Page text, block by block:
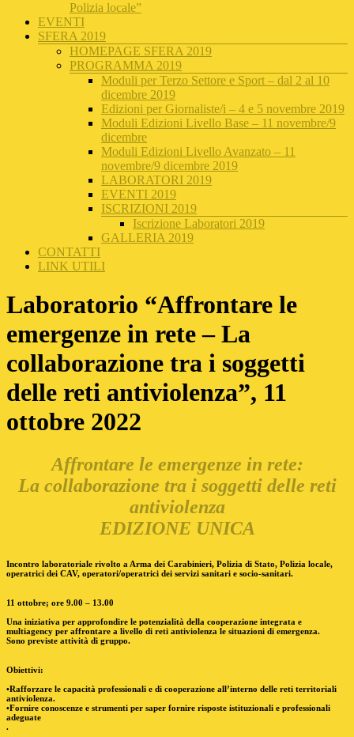
Polizia locale”
EVENTI
SFERA 2019
HOMEPAGE SFERA 2019
PROGRAMMA 2019
Moduli per Terzo Settore e Sport – dal 2 al 10
dicembre 2019
Edizioni per Giornaliste/i – 4 e 5 novembre 2019
Moduli Edizioni Livello Base – 11 novembre/9
dicembre
Moduli Edizioni Livello Avanzato – 11
novembre/9 dicembre 2019
LABORATORI 2019
EVENTI 2019
ISCRIZIONI 2019
Iscrizione Laboratori 2019
GALLERIA 2019
CONTATTI
LINK UTILI
Laboratorio “Affrontare le
emergenze in rete – La
collaborazione tra i soggetti
delle reti antiviolenza”, 11
ottobre 2022
Affrontare le emergenze in rete:
La collaborazione tra i soggetti delle reti
antiviolenza
EDIZIONE UNICA
Incontro laboratoriale rivolto a Arma dei Carabinieri, Polizia di Stato, Polizia locale,
operatrici dei CAV, operatori/operatrici dei servizi sanitari e socio-sanitari.
11 ottobre; ore 9.00 – 13.00
Una iniziativa per approfondire le potenzialità della cooperazione integrata e
multiagency per affrontare a livello di reti antiviolenza le situazioni di emergenza.
Sono previste attività di gruppo.
Obiettivi:
•Rafforzare le capacità professionali e di cooperazione all’interno delle reti territoriali
antiviolenza.
•Fornire conoscenze e strumenti per saper fornire risposte istituzionali e professionali
adeguate
.